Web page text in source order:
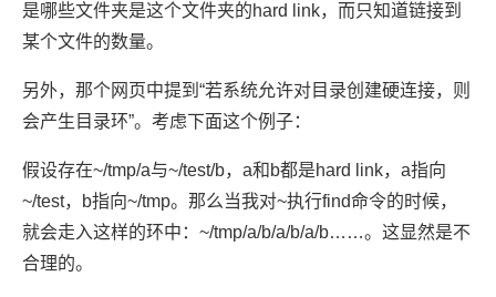
是哪些文件夹是这个文件夹的hard link，而只知道链接到
某个文件的数量。
另外，那个网页中提到“若系统允许对目录创建硬连接，则
会产生目录环”。考虑下面这个例子：
假设存在~/tmp/a与~/test/b，a和b都是hard link，a指向
~/test，b指向~/tmp。那么当我对~执行find命令的时候，
就会走入这样的环中：~/tmp/a/b/a/b/a/b……。这显然是不
合理的。